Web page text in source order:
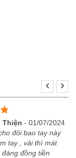
- 01/07/2024
đôi bao tay này
tay , vải thì mát
đồng tiền